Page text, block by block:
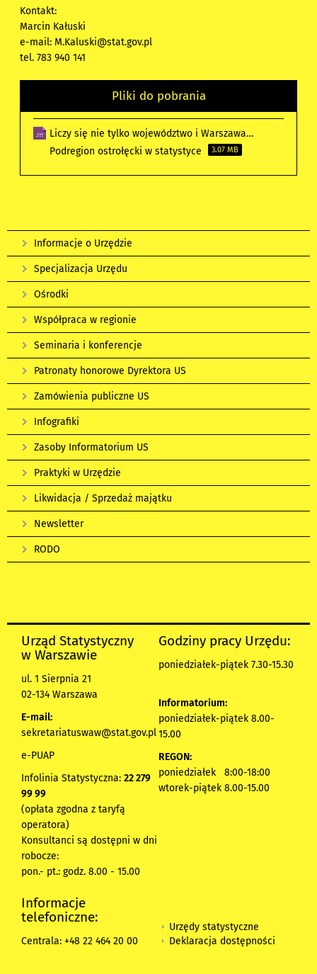
Kontakt:
Marcin Kałuski
e-mail: M.Kaluski@stat.gov.pl
tel. 783 940 141
Pliki do pobrania
Liczy się nie tylko województwo i Warszawa…
Podregion ostrołęcki w statystyce
3.07 MB
Informacje o Urzędzie
Specjalizacja Urzędu
Ośrodki
Współpraca w regionie
Seminaria i konferencje
Patronaty honorowe Dyrektora US
Zamówienia publiczne US
Infografiki
Zasoby Informatorium US
Praktyki w Urzędzie
Likwidacja / Sprzedaż majątku
Newsletter
RODO
Urząd Statystyczny
w Warszawie
ul. 1 Sierpnia 21
02-134 Warszawa
E-mail:
sekretariatuswaw@stat.gov.pl
e-PUAP
Infolinia Statystyczna: 22 279
99 99
(opłata zgodna z taryfą
operatora)
Konsultanci są dostępni w dni
robocze:
pon.- pt.: godz. 8.00 - 15.00
Godziny pracy Urzędu:
poniedziałek-piątek 7.30-15.30
Informatorium:
poniedziałek-piątek 8.00-
15.00
REGON:
poniedziałek 8:00-18:00
wtorek-piątek 8.00-15.00
Informacje
telefoniczne:
Centrala: +48 22 464 20 00
Urzędy statystyczne
Deklaracja dostępności